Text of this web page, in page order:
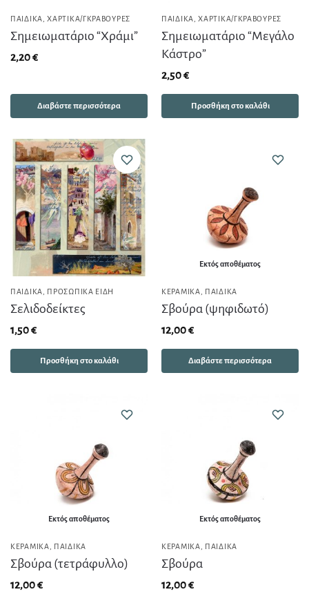
ΠΑΙΔΙΚΆ ,ΧΑΡΤΙΚΆ/ΓΚΡΑΒΟΎΡΕΣ
Σημειωματάριο “Χράμι”
2,20€
Διαβάστε περισσότερα
ΠΑΙΔΙΚΆ ,ΧΑΡΤΙΚΆ/ΓΚΡΑΒΟΎΡΕΣ
Σημειωματάριο “Μεγάλο
Κάστρο”
2,50€
Προσθήκη στο καλάθι
ΠΑΙΔΙΚΆ ΠΡΟΣΩΠΙΚΆ ΕΊΔΗ
Σελιδοδείκτες
1,50€
Προσθήκη στο καλάθι
Εκτός αποθέματος
ΚΕΡΑΜΙΚΆ ΠΑΙΔΙΚΆ
Σβούρα (ψηφιδωτό)
12,00€
Διαβάστε περισσότερα
Εκτός αποθέματος
ΚΕΡΑΜΙΚΆ ΠΑΙΔΙΚΆ
Σβούρα (τετράφυλλο)
12,00€
Εκτός αποθέματος
ΚΕΡΑΜΙΚΆ ΠΑΙΔΙΚΆ
Σβούρα
12,00€